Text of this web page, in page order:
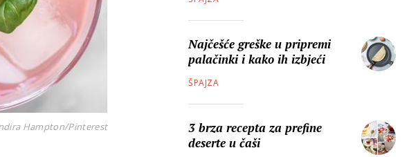
Hampton/Pinterest
Najčešće greške u pripremi
palačinki i kako ih izbjeći
ŠPAJZA
3 brza recepta za prefine
deserte u čaši